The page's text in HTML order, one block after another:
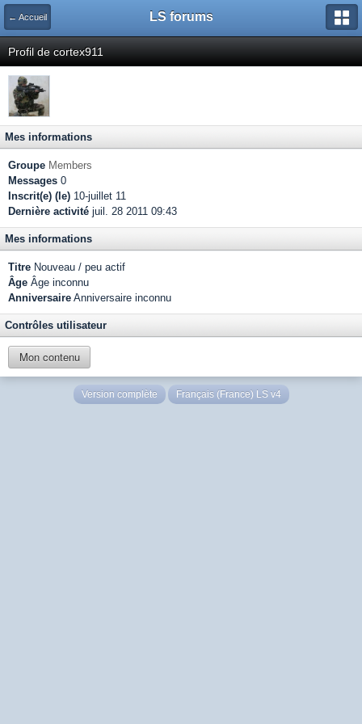
← Accueil LS forums
Profil de cortex911
Mes informations
Groupe Members
Messages 0
Inscrit(e) (le) 10-juillet 11
Dernière activité juil. 28 2011 09:43
Mes informations
Titre Nouveau / peu actif
Âge Âge inconnu
Anniversaire Anniversaire inconnu
Contrôles utilisateur
Mon contenu
Version complète Français (France) LS v4